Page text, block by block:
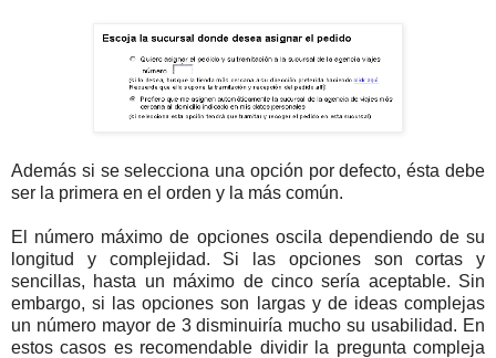
Además si se selecciona una opción por defecto, ésta debe
ser la primera en el orden y la más común.
El número máximo de opciones oscila dependiendo de su
longitud y complejidad. Si las opciones son cortas y
sencillas, hasta un máximo de cinco sería aceptable. Sin
embargo, si las opciones son largas y de ideas complejas
un número mayor de 3 disminuiría mucho su usabilidad. En
estos casos es recomendable dividir la pregunta compleja